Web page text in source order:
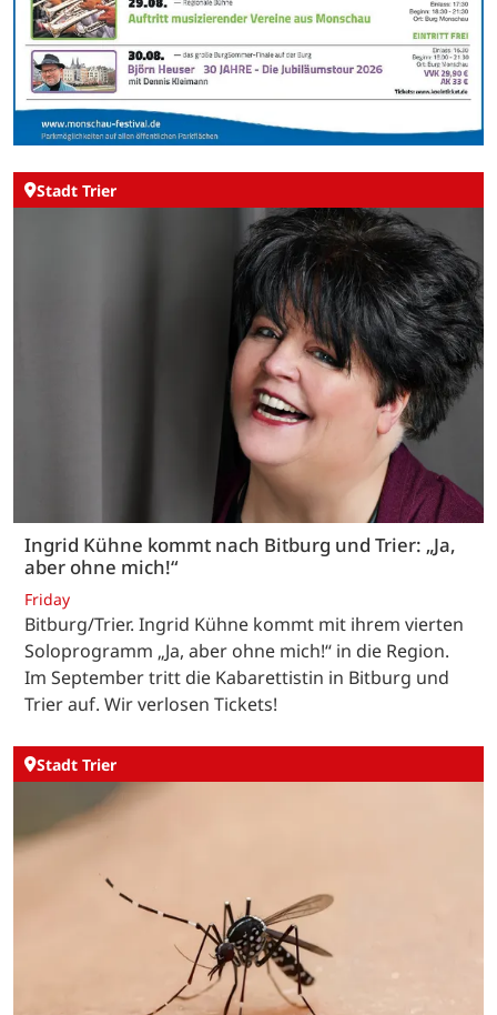
Stadt Trier
Ingrid Kühne kommt nach Bitburg und Trier: „Ja,
aber ohne mich!“
Friday
Bitburg/Trier. Ingrid Kühne kommt mit ihrem vierten
Soloprogramm „Ja, aber ohne mich!“ in die Region.
Im September tritt die Kabarettistin in Bitburg und
Trier auf. Wir verlosen Tickets!
Stadt Trier